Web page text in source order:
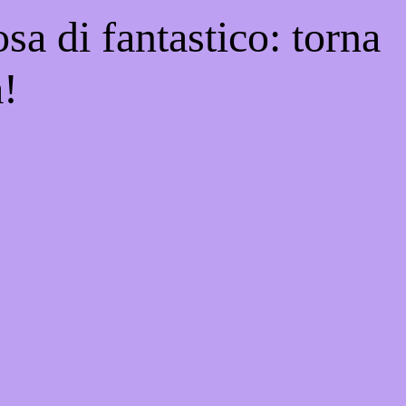
di fantastico: torna